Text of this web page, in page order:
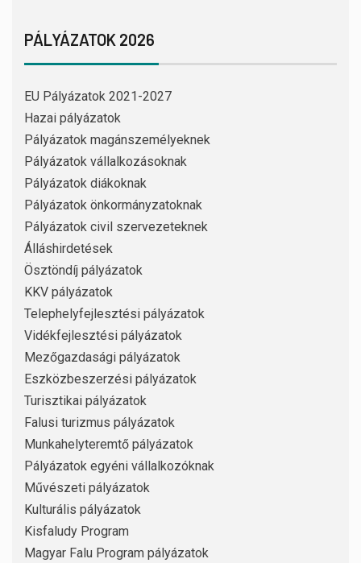
PÁLYÁZATOK 2026
EU Pályázatok 2021-2027
Hazai pályázatok
Pályázatok magánszemélyeknek
Pályázatok vállalkozásoknak
Pályázatok diákoknak
Pályázatok önkormányzatoknak
Pályázatok civil szervezeteknek
Álláshirdetések
Ösztöndíj pályázatok
KKV pályázatok
Telephelyfejlesztési pályázatok
Vidékfejlesztési pályázatok
Mezőgazdasági pályázatok
Eszközbeszerzési pályázatok
Turisztikai pályázatok
Falusi turizmus pályázatok
Munkahelyteremtő pályázatok
Pályázatok egyéni vállalkozóknak
Művészeti pályázatok
Kulturális pályázatok
Kisfaludy Program
Magyar Falu Program pályázatok